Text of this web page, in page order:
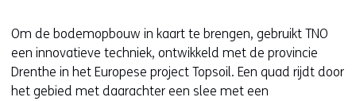
e
n
Om de bodemopbouw in kaart te brengen, gebruikt TNO
een innovatieve techniek, ontwikkeld met de provincie
Drenthe in het Europese project Topsoil. Een quad rijdt door
het gebied met daarachter een slee met een